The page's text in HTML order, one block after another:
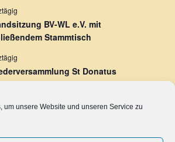
um unsere Website und unseren Service zu
BV-WL e.V. mit
Stammtisch
St Donatus